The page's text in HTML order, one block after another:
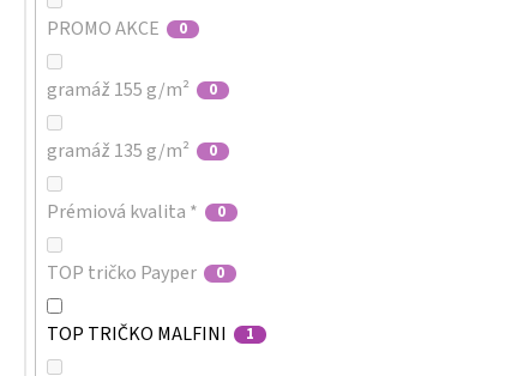
PROMO AKCE 0
gramáž 155 g/m² 0
gramáž 135 g/m² 0
Prémiová kvalita * 0
TOP tričko Payper 0
TOP TRIČKO MALFINI 1